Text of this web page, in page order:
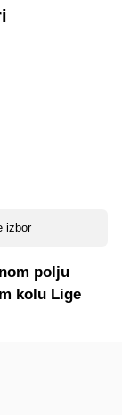
izbor
polju
kolu Lige